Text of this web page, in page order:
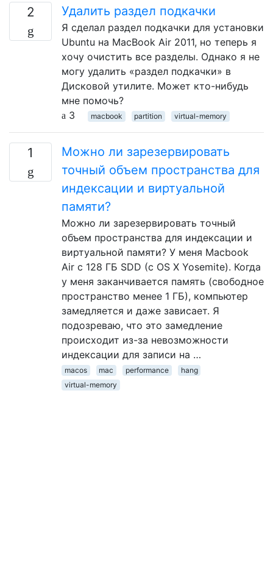
2 Удалить раздел подкачки
Я сделал раздел подкачки для установки
Ubuntu на MacBook Air 2011, но теперь я
хочу очистить все разделы. Однако я не
могу удалить «раздел подкачки» в
Дисковой утилите. Может кто-нибудь
мне помочь?
3
macbook partition virtual-memory
1
Можно ли зарезервировать
точный объем пространства для
индексации и виртуальной
памяти?
Можно ли зарезервировать точный
объем пространства для индексации и
виртуальной памяти? У меня Macbook
Air с 128 ГБ SDD (с OS X Yosemite). Когда
у меня заканчивается память (свободное
пространство менее 1 ГБ), компьютер
замедляется и даже зависает. Я
подозреваю, что это замедление
происходит из-за невозможности
индексации для записи на …
macos mac performance
hang
virtual-memory